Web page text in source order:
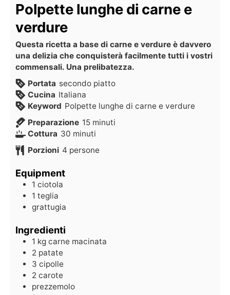
Polpette lunghe di carne e
verdure
Questa ricetta a base di carne e verdure è davvero
una delizia che conquisterà facilmente tutti i vostri
commensali. Una prelibatezza.
Portata secondo piatto
Cucina Italiana
Keyword Polpette lunghe di carne e verdure
Preparazione 15 minuti
Cottura 30 minuti
Porzioni 4 persone
Equipment
1 ciotola
1 teglia
grattugia
Ingredienti
1 kg carne macinata
2 patate
3 cipolle
2 carote
prezzemolo